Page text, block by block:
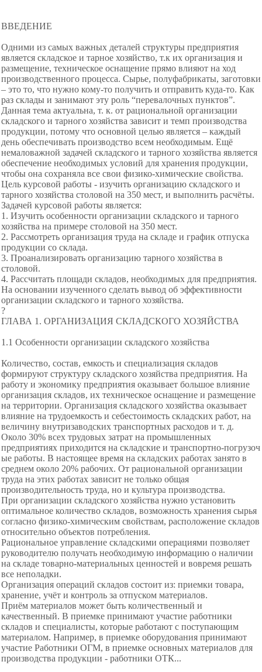
ВВЕДЕНИЕ
Одними из самых важных деталей структуры предприятия
является складское и тарное хозяйство, т.к их организация и
размещение, техническое оснащение прямо влияют на ход
производственного процесса. Сырье, полуфабрикаты, заготовки
– это то, что нужно кому-то получить и отправить куда-то. Как
раз склады и занимают эту роль “перевалочных пунктов”.
Данная тема актуальна, т. к. от рациональной организации
складского и тарного хозяйства зависит и темп производства
продукции, потому что основной целью является – каждый
день обеспечивать производство всем необходимым. Ещё
немаловажной задачей складского и тарного хозяйства является
обеспечение необходимых условий для хранения продукции,
чтобы она сохраняла все свои физико-химические свойства.
Цель курсовой работы - изучить организацию складского и
тарного хозяйства столовой на 350 мест, и выполнить расчёты.
Задачей курсовой работы является:
1. Изучить особенности организации складского и тарного
хозяйства на примере столовой на 350 мест.
2. Рассмотреть организация труда на складе и график отпуска
продукции со склада.
3. Проанализировать организацию тарного хозяйства в
столовой.
4. Рассчитать площади складов, необходимых для предприятия.
На основании изученного сделать вывод об эффективности
организации складского и тарного хозяйства.
?
ГЛАВА 1. ОРГАНИЗАЦИЯ СКЛАДСКОГО ХОЗЯЙСТВА
1.1 Особенности организации складского хозяйства
Количество, состав, емкость и специализация складов
формируют структуру складского хозяйства предприятия. На
работу и экономику предприятия оказывает большое влияние
организация складов, их техническое оснащение и размещение
на территории. Организация складского хозяйства оказывает
влияние на трудоемкость и себестоимость складских работ, на
величину внутризаводских транспортных расходов и т. д.
Около 30% всех трудовых затрат на промышленных
предприятиях приходится на складские и транспортно-погрузоч
ые работы. В настоящее время на складских работах занято в
среднем около 20% рабочих. От рациональной организации
труда на этих работах зависит не только общая
производительность труда, но и культура производства.
При организации складского хозяйства нужно установить
оптимальное количество складов, возможность хранения сырья
согласно физико-химическим свойствам, расположение складов
относительно объектов потребления.
Рациональное управление складскими операциями позволяет
руководителю получать необходимую информацию о наличии
на складе товарно-материальных ценностей и вовремя решать
все неполадки.
Организация операций складов состоит из: приемки товара,
хранение, учёт и контроль за отпуском материалов.
Приём материалов может быть количественный и
качественный. В приемке принимают участие работники
складов и специалисты, которые работают с поступающим
материалом. Например, в приемке оборудования принимают
участие Работники ОГМ, в приемке основных материалов для
производства продукции - работники ОТК...